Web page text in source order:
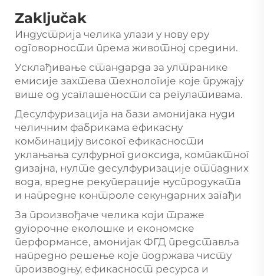
Zaključak
Индустрија челика улази у нову еру
одговорности према животној средини.
Усклађивање стандарда за ултранике
емисије захтева технологије које пружају
више од усаглашености са регулативама.
Десулфуризација на бази амонијака нуди
челичним фабрикама ефикасну
комбинацију високог ефикасности
уклањања сулфурног диоксида, компактног
дизајна, нулте десулфуризације отпадних
вода, вредне рекуперације нуспродуката
и напредне контроле секундарних загађи
За произвођаче челика који траже
дугорочне еколошке и економске
перформансе, амонијак ФГД представља
напредно решење које подржава чисту
производњу, ефикасност ресурса и